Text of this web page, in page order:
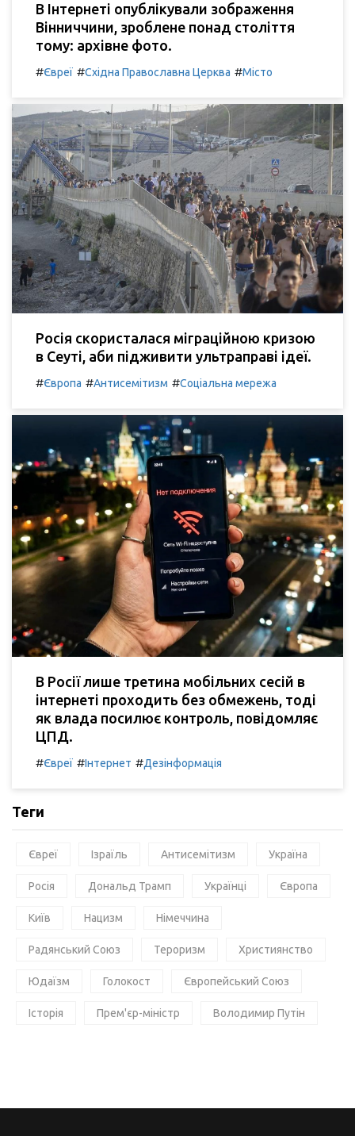
В Інтернеті опублікували зображення
Вінниччини, зроблене понад століття
тому: архівне фото.
#Євреї #Східна Православна Церква #Місто
Росія скористалася міграційною кризою
в Сеуті, аби підживити ультраправі ідеї.
#Європа #Антисемітизм #Соціальна мережа
В Росії лише третина мобільних сесій в
інтернеті проходить без обмежень, тоді
як влада посилює контроль, повідомляє
ЦПД.
#Євреї #Інтернет #Дезінформація
Теги
Євреї Ізраїль Антисемітизм Україна
Росія Дональд Трамп Українці Європа
Київ Нацизм Німеччина
Радянський Союз Тероризм Християнство
Юдаїзм Голокост Європейський Союз
Історія Прем'єр-міністр Володимир Путін